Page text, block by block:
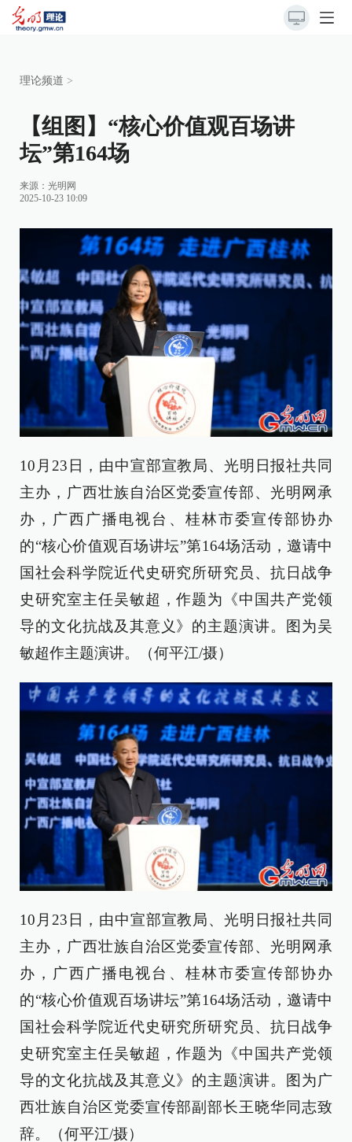
理论频道 >
【组图】“核心价值观百场讲
坛”第164场
来源： 光明网
2025-10-23 10:09
10月23日，由中宣部宣教局、光明日报社共同
主办，广西壮族自治区党委宣传部、光明网承
办，广西广播电视台、桂林市委宣传部协办
的“核心价值观百场讲坛”第164场活动，邀请中
国社会科学院近代史研究所研究员、抗日战争
史研究室主任吴敏超，作题为《中国共产党领
导的文化抗战及其意义》的主题演讲。图为吴
敏超作主题演讲。（何平江/摄）
10月23日，由中宣部宣教局、光明日报社共同
主办，广西壮族自治区党委宣传部、光明网承
办，广西广播电视台、桂林市委宣传部协办
的“核心价值观百场讲坛”第164场活动，邀请中
国社会科学院近代史研究所研究员、抗日战争
史研究室主任吴敏超，作题为《中国共产党领
导的文化抗战及其意义》的主题演讲。图为广
西壮族自治区党委宣传部副部长王晓华同志致
辞。（何平江/摄）